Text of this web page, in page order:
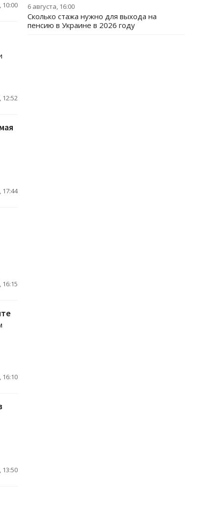
10:00
12:52
17:44
16:15
16:10
13:50
6 августа, 16:00
Сколько стажа нужно для выхода на
пенсию в Украине в 2026 году